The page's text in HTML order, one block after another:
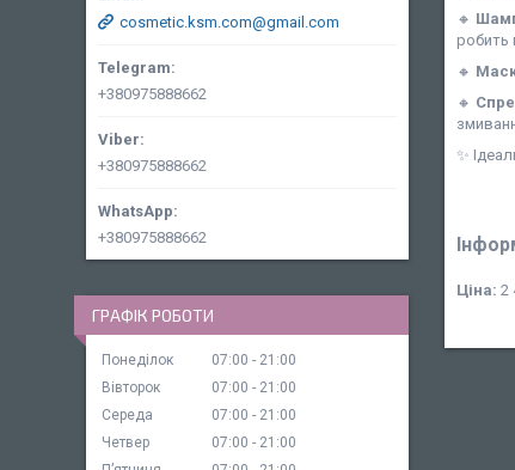
🔸
робить
🔸
🔸
✨
Ціна: 2
cosmetic.ksm.com@gmail.com
+380975888662
+380975888662
+380975888662
ГРАФІК РОБОТИ
Понеділок 07:00
21:00
Вівторок
07:00
21:00
Середа
07:00
21:00
Четвер
07:00
21:00